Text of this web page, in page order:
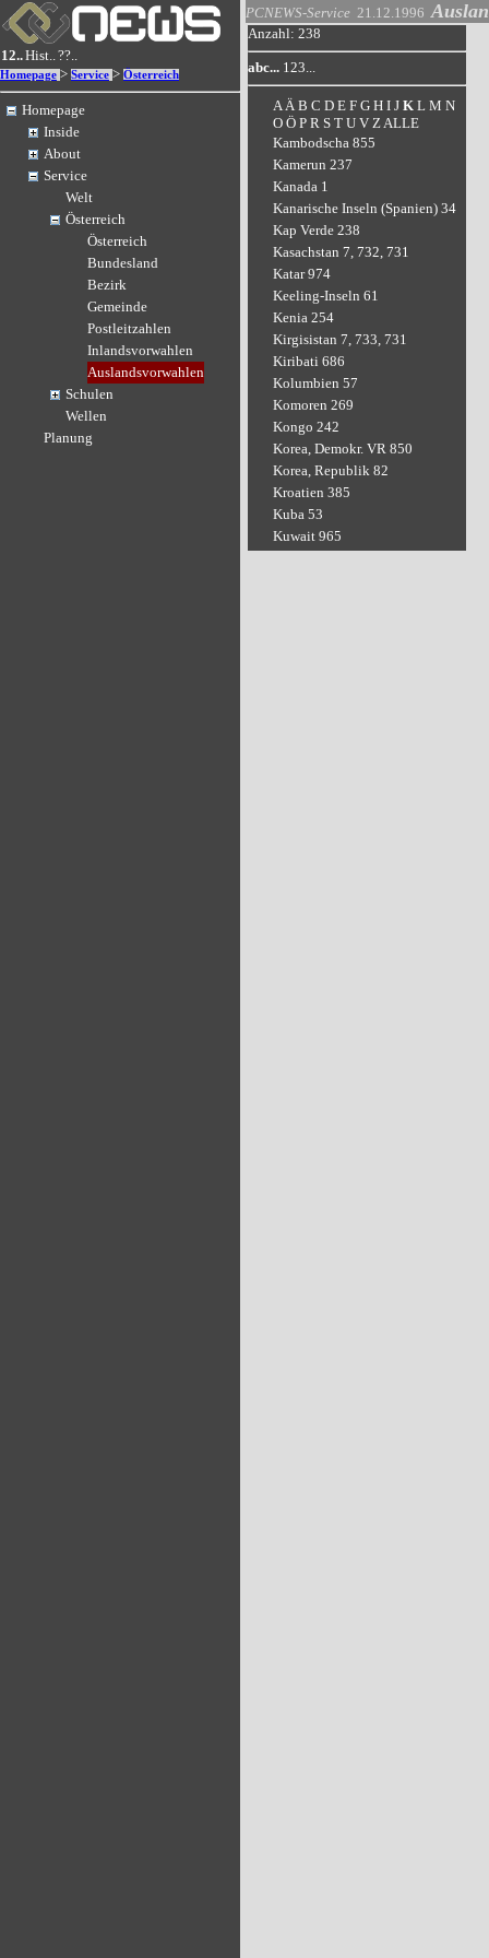
12..Hist..??..
Homepage > Service > Österreich
Homepage
Inside
About
Service
Welt
Österreich
Österreich
Bundesland
Bezirk
Gemeinde
Postleitzahlen
Inlandsvorwahlen
Auslandsvorwahlen
Schulen
Wellen
Planung
PCNEWS-Service 21.12.1996
Anzahl: 238
abc... 123...
A Ä B C D E F G H I J K L M N
O Ö P R S T U V Z ALLE
Kambodscha 855
Kamerun 237
Kanada 1
Kanarische Inseln (Spanien) 34
Kap Verde 238
Kasachstan 7, 732, 731
Katar 974
Keeling-Inseln 61
Kenia 254
Kirgisistan 7, 733, 731
Kiribati 686
Kolumbien 57
Komoren 269
Kongo 242
Korea, Demokr. VR 850
Korea, Republik 82
Kroatien 385
Kuba 53
Kuwait 965